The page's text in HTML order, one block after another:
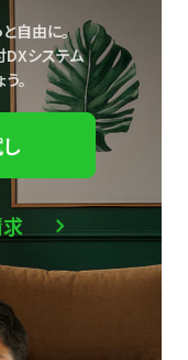
自由に。
DXシステム
。